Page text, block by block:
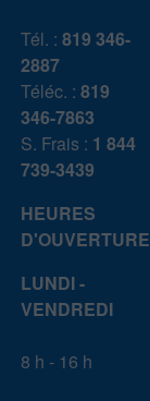
Tél. : 819 346-
2887
Téléc. : 819
346-7863
S. Frais : 1 844
739-3439
HEURES
D'OUVERTURE
LUNDI -
VENDREDI
8 h - 16 h